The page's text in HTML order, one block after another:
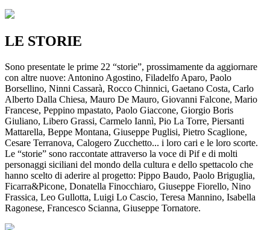
LE STORIE
Sono presentate le prime 22 “storie”, prossimamente da aggiornare
con altre nuove: Antonino Agostino, Filadelfo Aparo, Paolo
Borsellino, Ninni Cassarà, Rocco Chinnici, Gaetano Costa, Carlo
Alberto Dalla Chiesa, Mauro De Mauro, Giovanni Falcone, Mario
Francese, Peppino mpastato, Paolo Giaccone, Giorgio Boris
Giuliano, Libero Grassi, Carmelo Iannì, Pio La Torre, Piersanti
Mattarella, Beppe Montana, Giuseppe Puglisi, Pietro Scaglione,
Cesare Terranova, Calogero Zucchetto... i loro cari e le loro scorte.
Le “storie” sono raccontate attraverso la voce di Pif e di molti
personaggi siciliani del mondo della cultura e dello spettacolo che
hanno scelto di aderire al progetto: Pippo Baudo, Paolo Briguglia,
Ficarra&Picone, Donatella Finocchiaro, Giuseppe Fiorello, Nino
Frassica, Leo Gullotta, Luigi Lo Cascio, Teresa Mannino, Isabella
Ragonese, Francesco Scianna, Giuseppe Tornatore.